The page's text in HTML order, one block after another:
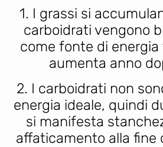
1. I grassi si
carboidrati vengono
come fonte di energia
aumenta anno
2. I carboidrati non
energia ideale, quindi
si manifesta
affaticamento alla fine